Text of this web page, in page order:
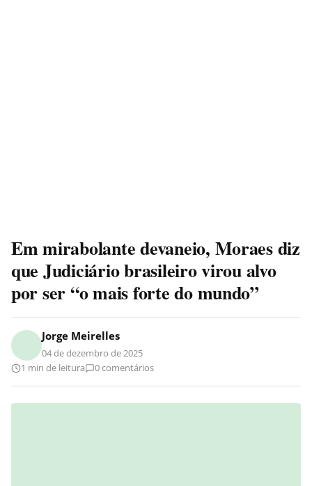
Em mirabolante devaneio, Moraes diz
que Judiciário brasileiro virou alvo
por ser “o mais forte do mundo”
Jorge Meirelles
04 de dezembro de 2025
1 min de leitura
0 comentários